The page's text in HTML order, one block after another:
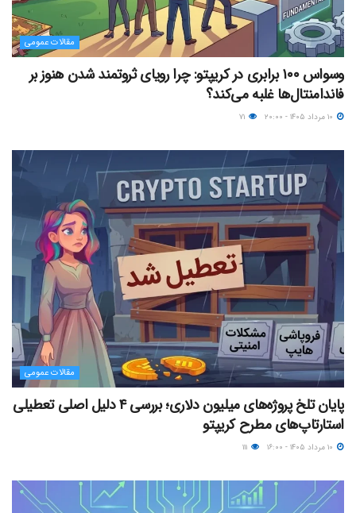
مقالات عمومی
وسواس ۱۰۰ برابری در کریپتو: چرا رویای ثروتمند شدن هنوز بر
فاندامنتال‌ها غلبه می‌کند؟
مقالات عمومی
پایان تلخ پروژه‌های میلیون دلاری؛ بررسی ۴ دلیل اصلی تعطیلی
استارتاپ‌های مطرح کریپتو